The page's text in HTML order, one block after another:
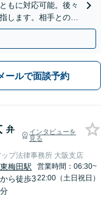
もに対応可能。後々
します。相手との交
ールで面談予約
弁
インタビューを
見る
プ法律事務所 大阪支店
東梅田駅
から徒歩3
分
営業時間：06:30~
22:00（土日祝日）